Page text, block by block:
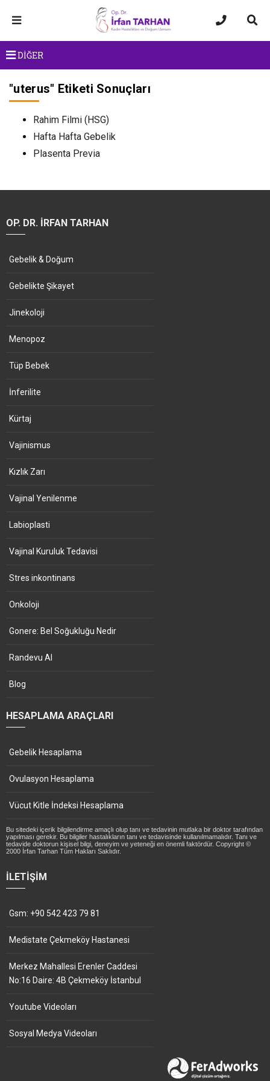
DİĞER
"uterus" Etiketi Sonuçları
Rahim Filmi (HSG)
Hafta Hafta Gebelik
Plasenta Previa
OP. DR. İRFAN TARHAN
Gebelik & Doğum
Gebelikte Şikayet
Jinekoloji
Menopoz
Tüp Bebek
İnferilite
Kürtaj
Vajinismus
Kızlık Zarı
Vajinal Yenilenme
Labioplasti
Vajinal Kuruluk Tedavisi
Stres inkontinans
Onkoloji
Gonere: Bel Soğukluğu Nedir
Randevu Al
Blog
HESAPLAMA ARAÇLARI
Gebelik Hesaplama
Ovulasyon Hesaplama
Vücut Kitle İndeksi Hesaplama
Bu sitedeki içerik bilgilendirme amaçlı olup tanı ve tedavinin mutlaka bir doktor tarafından
yapılması gerekir. Bu bilgiler hastalıkların tanı ve tedavisinde kullanılmamalıdır. Tanı ve
tedavide doktorun kişisel bilgi, deneyim ve yeteneği en önemli faktördür. Copyright ©
2000 İrfan Tarhan Tüm Hakları Saklıdır.
İLETIŞIM
Gsm: +90 542 423 79 81
Medistate Çekmeköy Hastanesi
Merkez Mahallesi Erenler Caddesi
No:16 Daire: 4B Çekmeköy İstanbul
Youtube Videoları
Sosyal Medya Videoları